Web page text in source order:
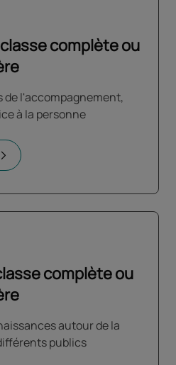
de l'accompagnement,
à la personne
autour de la
publics